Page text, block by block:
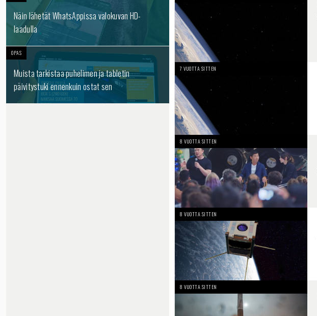
Näin lähetät WhatsAppissa valokuvan HD-
laadulla
OPAS
Muista tarkistaa puhelimen ja tabletin
päivitystuki ennenkuin ostat sen
7 VUOTTA SITTEN
8 VUOTTA SITTEN
8 VUOTTA SITTEN
8 VUOTTA SITTEN